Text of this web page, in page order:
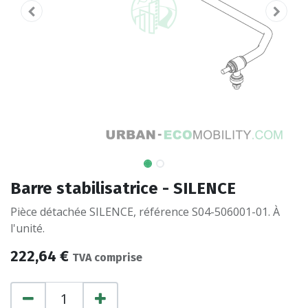
Barre stabilisatrice - SILENCE
Pièce détachée SILENCE, référence S04-506001-01. À
l'unité.
222,64 € TVA comprise